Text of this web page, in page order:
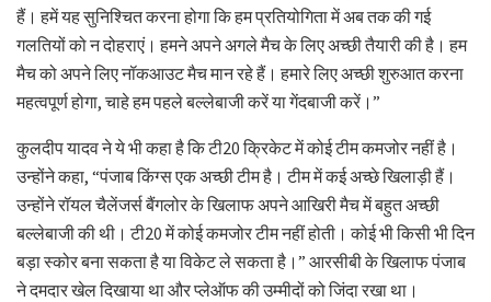
हैं। हमें यह सुनिश्चित करना होगा कि हम प्रतियोगिता में अब तक की गई
गलतियों को न दोहराएं। हमने अपने अगले मैच के लिए अच्छी तैयारी की है। हम
मैच को अपने लिए नॉकआउट मैच मान रहे हैं। हमारे लिए अच्छी शुरुआत करना
महत्वपूर्ण होगा, चाहे हम पहले बल्लेबाजी करें या गेंदबाजी करें।”
कुलदीप यादव ने ये भी कहा है कि टी20 क्रिकेट में कोई टीम कमजोर नहीं है।
उन्होंने कहा, “पंजाब किंग्स एक अच्छी टीम है। टीम में कई अच्छे खिलाड़ी हैं।
उन्होंने रॉयल चैलेंजर्स बैंगलोर के खिलाफ अपने आखिरी मैच में बहुत अच्छी
बल्लेबाजी की थी। टी20 में कोई कमजोर टीम नहीं होती। कोई भी किसी भी दिन
बड़ा स्कोर बना सकता है या विकेट ले सकता है।” आरसीबी के खिलाफ पंजाब
ने दमदार खेल दिखाया था और प्लेऑफ की उम्मीदों को जिंदा रखा था।